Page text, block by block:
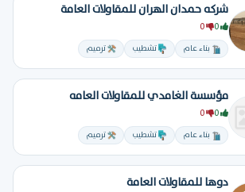
شركه حمدان الهران للمقاولات العامة
0
0
بناء عام تشطيب ترميم
مؤسسة الغامدي للمقاولات العامه
0
0
بناء عام تشطيب ترميم
دوها للمقاولات العامة